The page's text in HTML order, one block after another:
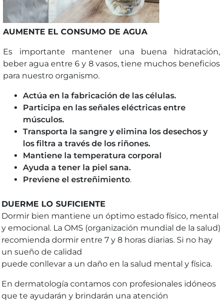
AUMENTE EL CONSUMO DE AGUA
Es importante mantener una buena hidratación,
beber agua entre 6 y 8 vasos, tiene muchos beneficios
para nuestro organismo.
Actúa en la fabricación de las células.
Participa en las señales eléctricas entre
músculos.
Transporta la sangre y elimina los desechos y
los filtra a través de los riñones.
Mantiene la temperatura corporal
Ayuda a tener la piel sana.
Previene el estreñimiento.
DUERME LO SUFICIENTE
Dormir bien mantiene un óptimo estado físico, mental
y emocional. La OMS (organización mundial de la salud)
recomienda dormir entre 7 y 8 horas diarias. Si no hay
un sueño de calidad
puede conllevar a un daño en la salud mental y física.
En dermatología contamos con profesionales idóneos
que te ayudarán y brindarán una atención